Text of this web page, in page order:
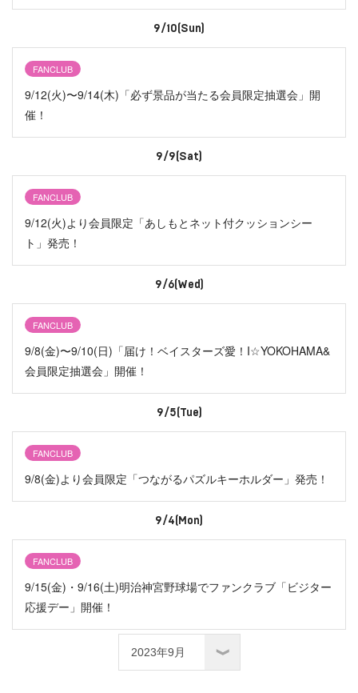
9/10(Sun)
FANCLUB
9/12(火)〜9/14(木)「必ず景品が当たる会員限定抽選会」開
催！
9/9(Sat)
FANCLUB
9/12(火)より会員限定「あしもとネット付クッションシー
ト」発売！
9/6(Wed)
FANCLUB
9/8(金)〜9/10(日)「届け！ベイスターズ愛！I☆YOKOHAMA&
会員限定抽選会」開催！
9/5(Tue)
FANCLUB
9/8(金)より会員限定「つながるパズルキーホルダー」発売！
9/4(Mon)
FANCLUB
9/15(金)・9/16(土)明治神宮野球場でファンクラブ「ビジター
応援デー」開催！